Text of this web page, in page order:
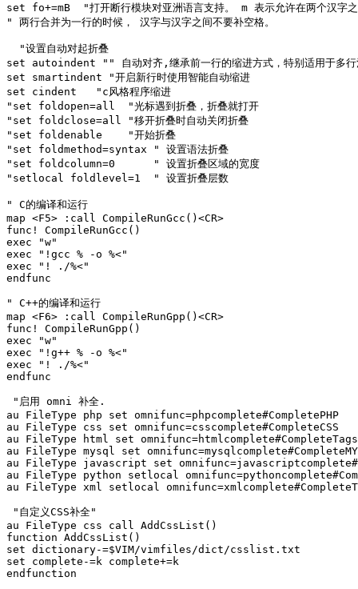
set fo+=mB  "打开断行模块对亚洲语言支持。 m 表示允许在两个汉字
" 两行合并为一行的时候， 汉字与汉字之间不要补空格。
  "设置自动对起折叠
set autoindent "" 自动对齐,继承前一行的缩进方式，特别适用于多行
set smartindent "开启新行时使用智能自动缩进
set cindent   "c风格程序缩进
"set foldopen=all  "光标遇到折叠，折叠就打开
"set foldclose=all "移开折叠时自动关闭折叠
"set foldenable    "开始折叠
"set foldmethod=syntax " 设置语法折叠
"set foldcolumn=0      " 设置折叠区域的宽度
"setlocal foldlevel=1  " 设置折叠层数
" C的编译和运行
map <F5> :call CompileRunGcc()<CR>
func! CompileRunGcc()
exec "w"
exec "!gcc % -o %<"
exec "! ./%<"
endfunc
" C++的编译和运行
map <F6> :call CompileRunGpp()<CR>
func! CompileRunGpp()
exec "w"
exec "!g++ % -o %<"
exec "! ./%<"
endfunc
"启用 omni 补全.
au FileType php set omnifunc=phpcomplete#CompletePHP
au FileType css set omnifunc=csscomplete#CompleteCSS
au FileType html set omnifunc=htmlcomplete#CompleteTags
au FileType mysql set
au FileType javascript set
au FileType python setlocal
au FileType xml setlocal
"自定义CSS补全"
au FileType css call AddCssList()
function AddCssList()
set dictionary-=$VIM/vimfiles/dict/csslist.txt
set complete-=k complete+=k
endfunction